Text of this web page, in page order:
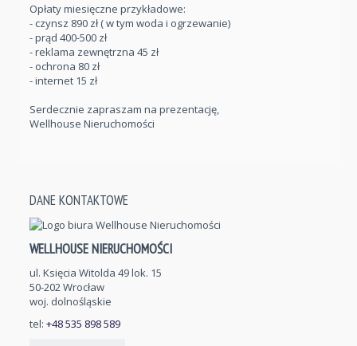
Opłaty miesięczne przykładowe:
- czynsz 890 zł ( w tym woda i ogrzewanie)
- prąd 400-500 zł
- reklama zewnętrzna 45 zł
- ochrona 80 zł
- internet 15 zł
Serdecznie zapraszam na prezentację,
Wellhouse Nieruchomości
DANE KONTAKTOWE
WELLHOUSE NIERUCHOMOŚCI
ul. Księcia Witolda 49 lok. 15
50-202 Wrocław
woj. dolnośląskie
tel: +48 535 898 589